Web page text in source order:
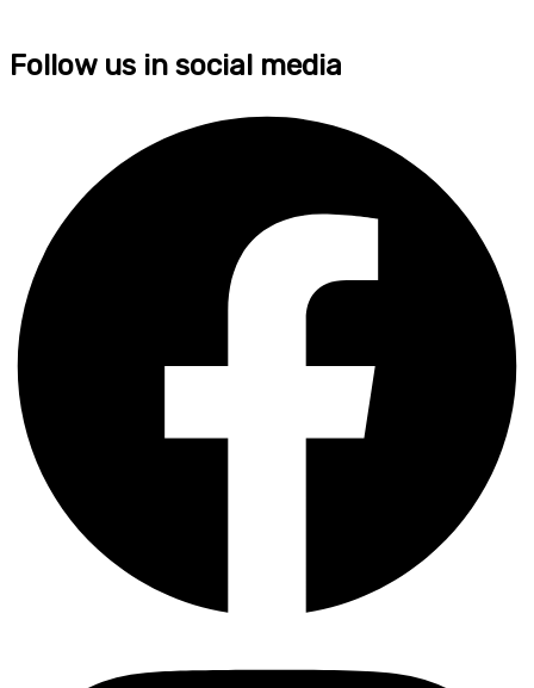
Follow us in social media